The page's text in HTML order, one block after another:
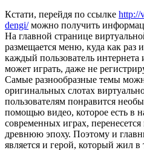
Кстати, перейдя по ссылке http://
dengi/можно получить
На главной странице
размещается меню, куда как раз
каждый пользователь
может играть, даже не
Самые разнообразные темы
оригинальных слотах
пользователям понравится
помощью видео, которое есть в
современных играх,
древнюю эпоху. Поэтому и
является и герой, который жил